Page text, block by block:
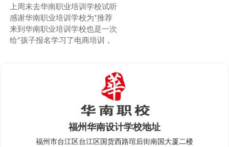
上周末去华南职业培训学校试听
感谢华南职业培训学校为*推荐
来到华南职业培训学校也是一次
给*孩子报名学习了电商培训，
福州华南设计学校地址
福州市台江区台江区国货西路琯后街南国大厦二楼